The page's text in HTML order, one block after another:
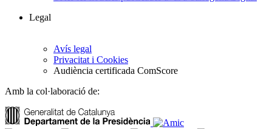
Legal
Avís legal
Privacitat i Cookies
Audiència certificada ComScore
Amb la col·laboració de: